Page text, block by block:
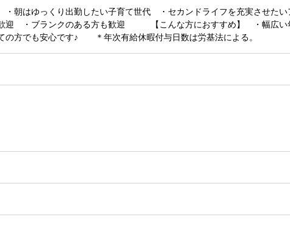
朝はゆっくり出勤したい子育て世代 ・セカンドライフを充実させたい
迎 ・ブランクのある方も歓迎 【こんな方におすすめ】 ・幅広い
の方でも安心です♪ ＊年次有給休暇付与日数は労基法による。